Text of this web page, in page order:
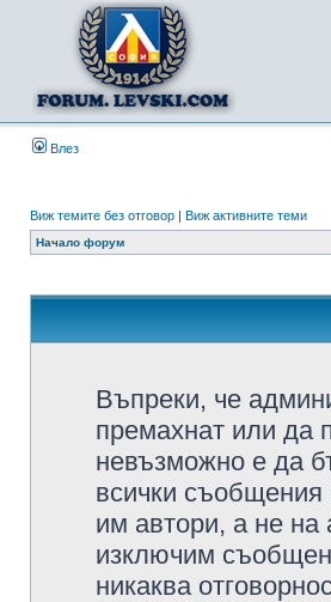
Влез
Виж темите без отговор | Виж активните теми
Начало форум
Въпреки, че
премахнат или да
невъзможно е да
всички съобщения
им автори, а не на
изключим
никаква